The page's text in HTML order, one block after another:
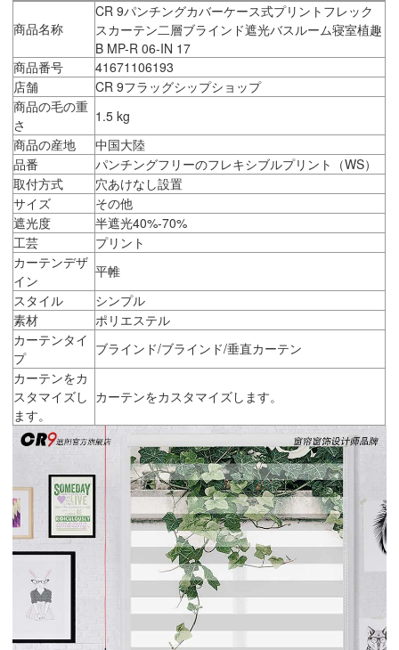
商品名称
CR 9パンチングカバーケース式プリントフレック
スカーテン二層ブラインド遮光バスルーム寝室植趣
B MP-R 06-IN 17
商品番号
41671106193
店舗
CR 9フラッグシップショップ
商品の毛の重
さ
1.5 kg
商品の産地
中国大陸
品番
パンチングフリーのフレキシブルプリント（WS）
取付方式
穴あけなし設置
サイズ
その他
遮光度
半遮光40%-70%
工芸
プリント
カーテンデザ
イン
平帷
スタイル
シンプル
素材
ポリエステル
カーテンタイ
プ
ブラインド/ブラインド/垂直カーテン
カーテンをカ
スタマイズし
ます。
カーテンをカスタマイズします。